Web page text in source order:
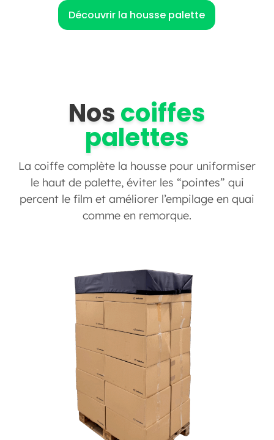
Découvrir la housse palette
Noscoiffes
palettes
La coiffe complète la housse pour uniformiser
le haut de palette, éviter les “pointes” qui
percent le film et améliorer l’empilage en quai
comme en remorque.